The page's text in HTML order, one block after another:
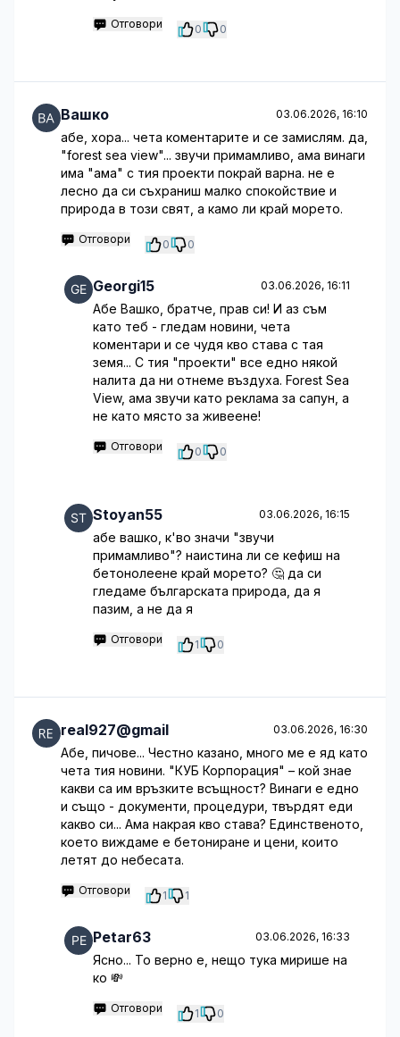
Отговори 0 0
Вашко 03.06.2026, 16:10
абе, хора... чета коментарите и се замислям. да,
"forest sea view"... звучи примамливо, ама винаги
има "ама" с тия проекти покрай варна. не е
лесно да си съхраниш малко спокойствие и
природа в този свят, а камо ли край морето.
Отговори 0 0
Georgi15 03.06.2026, 16:11
Абе Вашко, братче, прав си! И аз съм
като теб - гледам новини, чета
коментари и се чудя кво става с тая
земя... С тия "проекти" все едно някой
налита да ни отнеме въздуха. Forest Sea
View, ама звучи като реклама за сапун, а
не като място за живеене!
Отговори 0 0
Stoyan55 03.06.2026, 16:15
абе вашко, к'во значи "звучи
примамливо"? наистина ли се кефиш на
бетонолеене край морето? 🤔 да си
гледаме българската природа, да я
пазим, а не да я
Отговори 1 0
real927@gmail 03.06.2026, 16:30
Абе, пичове... Честно казано, много ме е яд като
чета тия новини. "КУБ Корпорация" – кой знае
какви са им връзките всъщност? Винаги е едно
и също - документи, процедури, твърдят еди
какво си... Ама накрая кво става? Единственото,
което виждаме е бетониране и цени, които
летят до небесата.
Отговори 1 1
Petar63 03.06.2026, 16:33
Ясно... То верно е, нещо тука мирише на
ко 💸
Отговори 1 0